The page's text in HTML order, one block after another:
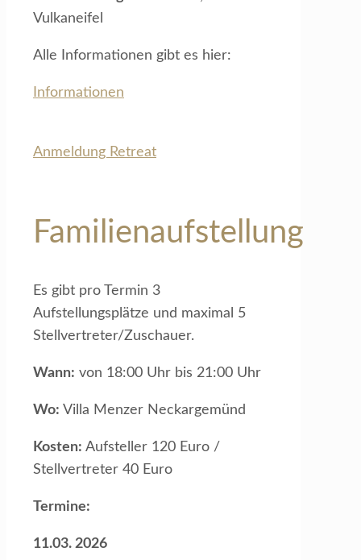
Vulkaneifel
Alle Informationen gibt es hier:
Informationen
Anmeldung Retreat
Familienaufstellung
Es gibt pro Termin 3
Aufstellungsplätze und maximal 5
Stellvertreter/Zuschauer.
Wann: von 18:00 Uhr bis 21:00 Uhr
Wo: Villa Menzer Neckargemünd
Kosten: Aufsteller 120 Euro /
Stellvertreter 40 Euro
Termine:
11.03. 2026